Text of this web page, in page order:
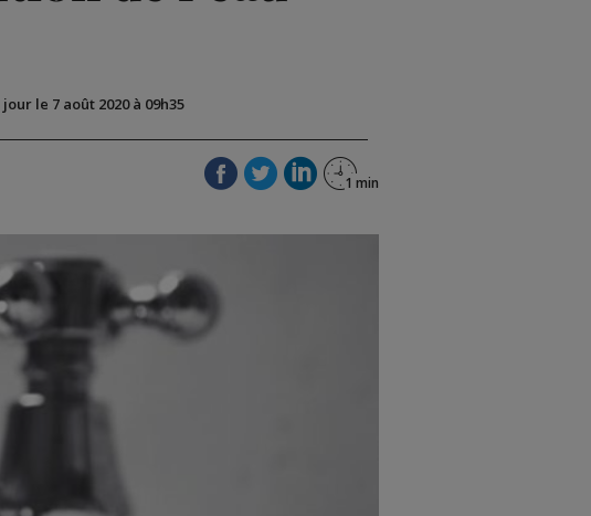
jour le 7 août 2020 à 09h35